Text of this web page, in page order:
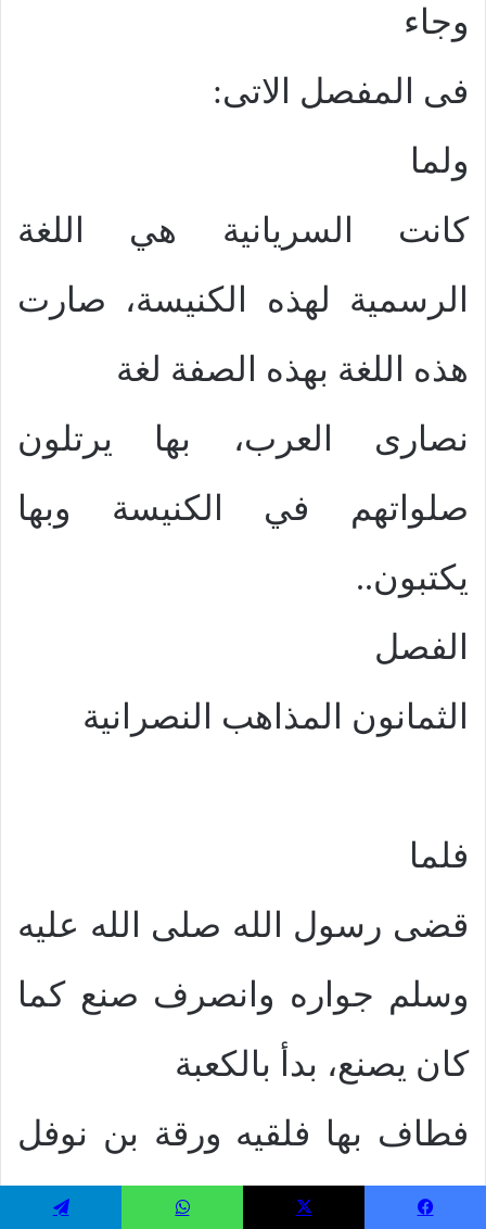
وجاء
فى المفصل الاتى:
ولما
كانت السريانية هي اللغة
الرسمية لهذه الكنيسة، صارت
هذه اللغة بهذه الصفة لغة
نصارى العرب، بها يرتلون
صلواتهم في الكنيسة وبها
يكتبون..
الفصل
الثمانون المذاهب النصرانية
فلما
قضى رسول الله صلى الله عليه
وسلم جواره وانصرف صنع كما
كان يصنع، بدأ بالكعبة
فطاف بها فلقيه ورقة بن نوفل
وهو يطوف بالكعبة، فقال: له يا